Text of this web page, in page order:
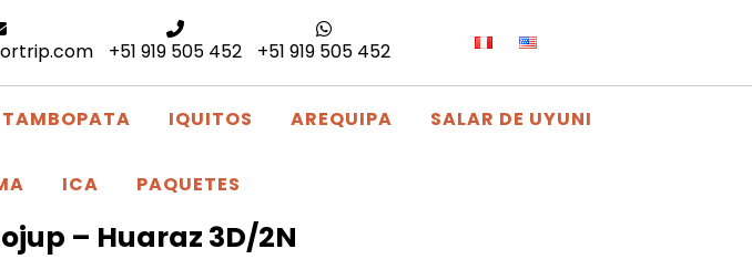
+51 919 505 452 +51 919 505 452
TAMBOPATA IQUITOS AREQUIPA SALAR DE UYUNI
ICA PAQUETES
– Huaraz 3D/2N